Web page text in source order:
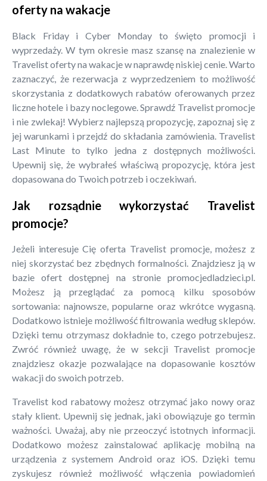
oferty na wakacje
Black Friday i Cyber Monday to święto promocji i
wyprzedaży. W tym okresie masz szansę na znalezienie w
Travelist oferty na wakacje w naprawdę niskiej cenie. Warto
zaznaczyć, że rezerwacja z wyprzedzeniem to możliwość
skorzystania z dodatkowych rabatów oferowanych przez
liczne hotele i bazy noclegowe. Sprawdź Travelist promocje
i nie zwlekaj! Wybierz najlepszą propozycję, zapoznaj się z
jej warunkami i przejdź do składania zamówienia. Travelist
Last Minute to tylko jedna z dostępnych możliwości.
Upewnij się, że wybrałeś właściwą propozycję, która jest
dopasowana do Twoich potrzeb i oczekiwań.
Jak rozsądnie wykorzystać Travelist
promocje?
Jeżeli interesuje Cię oferta Travelist promocje, możesz z
niej skorzystać bez zbędnych formalności. Znajdziesz ją w
bazie ofert dostępnej na stronie promocjedladzieci.pl.
Możesz ją przeglądać za pomocą kilku sposobów
sortowania: najnowsze, popularne oraz wkrótce wygasną.
Dodatkowo istnieje możliwość filtrowania według sklepów.
Dzięki temu otrzymasz dokładnie to, czego potrzebujesz.
Zwróć również uwagę, że w sekcji Travelist promocje
znajdziesz okazje pozwalające na dopasowanie kosztów
wakacji do swoich potrzeb.
Travelist kod rabatowy możesz otrzymać jako nowy oraz
stały klient. Upewnij się jednak, jaki obowiązuje go termin
ważności. Uważaj, aby nie przeoczyć istotnych informacji.
Dodatkowo możesz zainstalować aplikację mobilną na
urządzenia z systemem Android oraz iOS. Dzięki temu
zyskujesz również możliwość włączenia powiadomień